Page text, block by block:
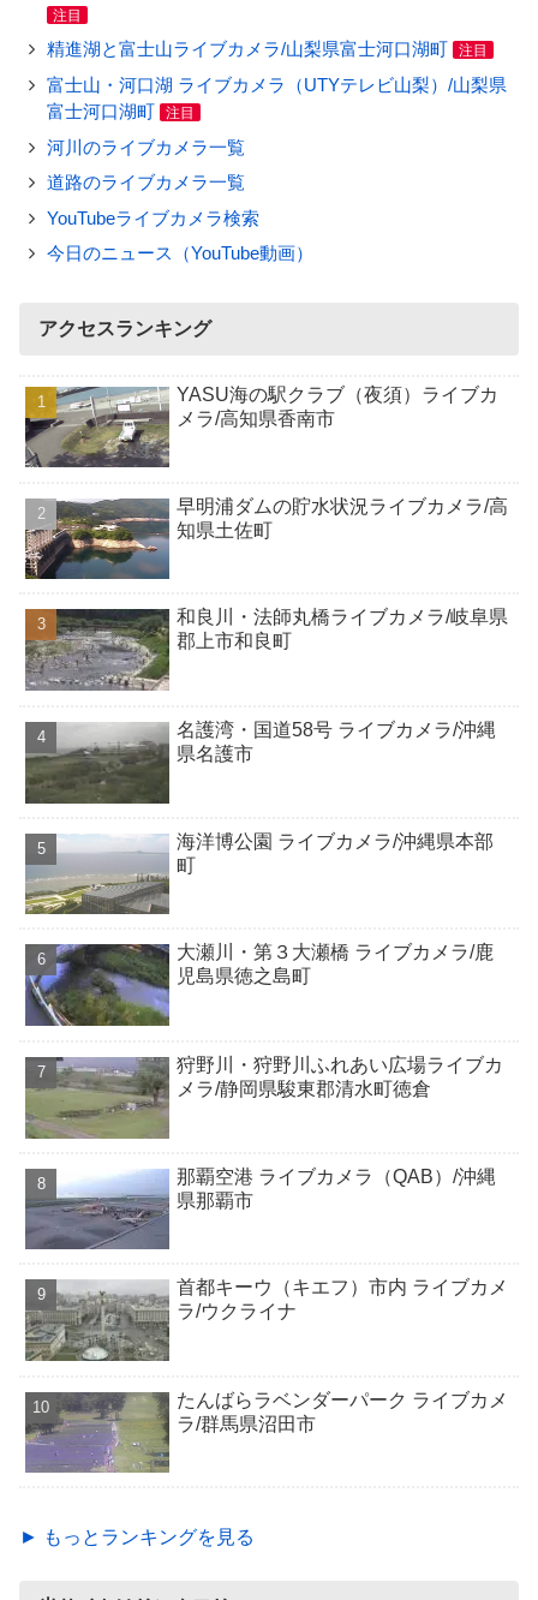
注目
精進湖と富士山ライブカメラ/山梨県富士河口湖町 注目
富士山・河口湖 ライブカメラ（UTYテレビ山梨）/山梨県
富士河口湖町
注目
河川のライブカメラ一覧
道路のライブカメラ一覧
YouTubeライブカメラ検索
今日のニュース（YouTube動画）
アクセスランキング
YASU海の駅クラブ（夜須）ライブカ
メラ/高知県香南市
早明浦ダムの貯水状況ライブカメラ/高
知県土佐町
和良川・法師丸橋ライブカメラ/岐阜県
郡上市和良町
名護湾・国道58号 ライブカメラ/沖縄
県名護市
海洋博公園 ライブカメラ/沖縄県本部
町
大瀬川・第３大瀬橋 ライブカメラ/鹿
児島県徳之島町
狩野川・狩野川ふれあい広場ライブカ
メラ/静岡県駿東郡清水町徳倉
那覇空港 ライブカメラ（QAB）/沖縄
県那覇市
首都キーウ（キエフ）市内 ライブカメ
ラ/ウクライナ
たんばらラベンダーパーク ライブカメ
ラ/群馬県沼田市
► もっとランキングを見る